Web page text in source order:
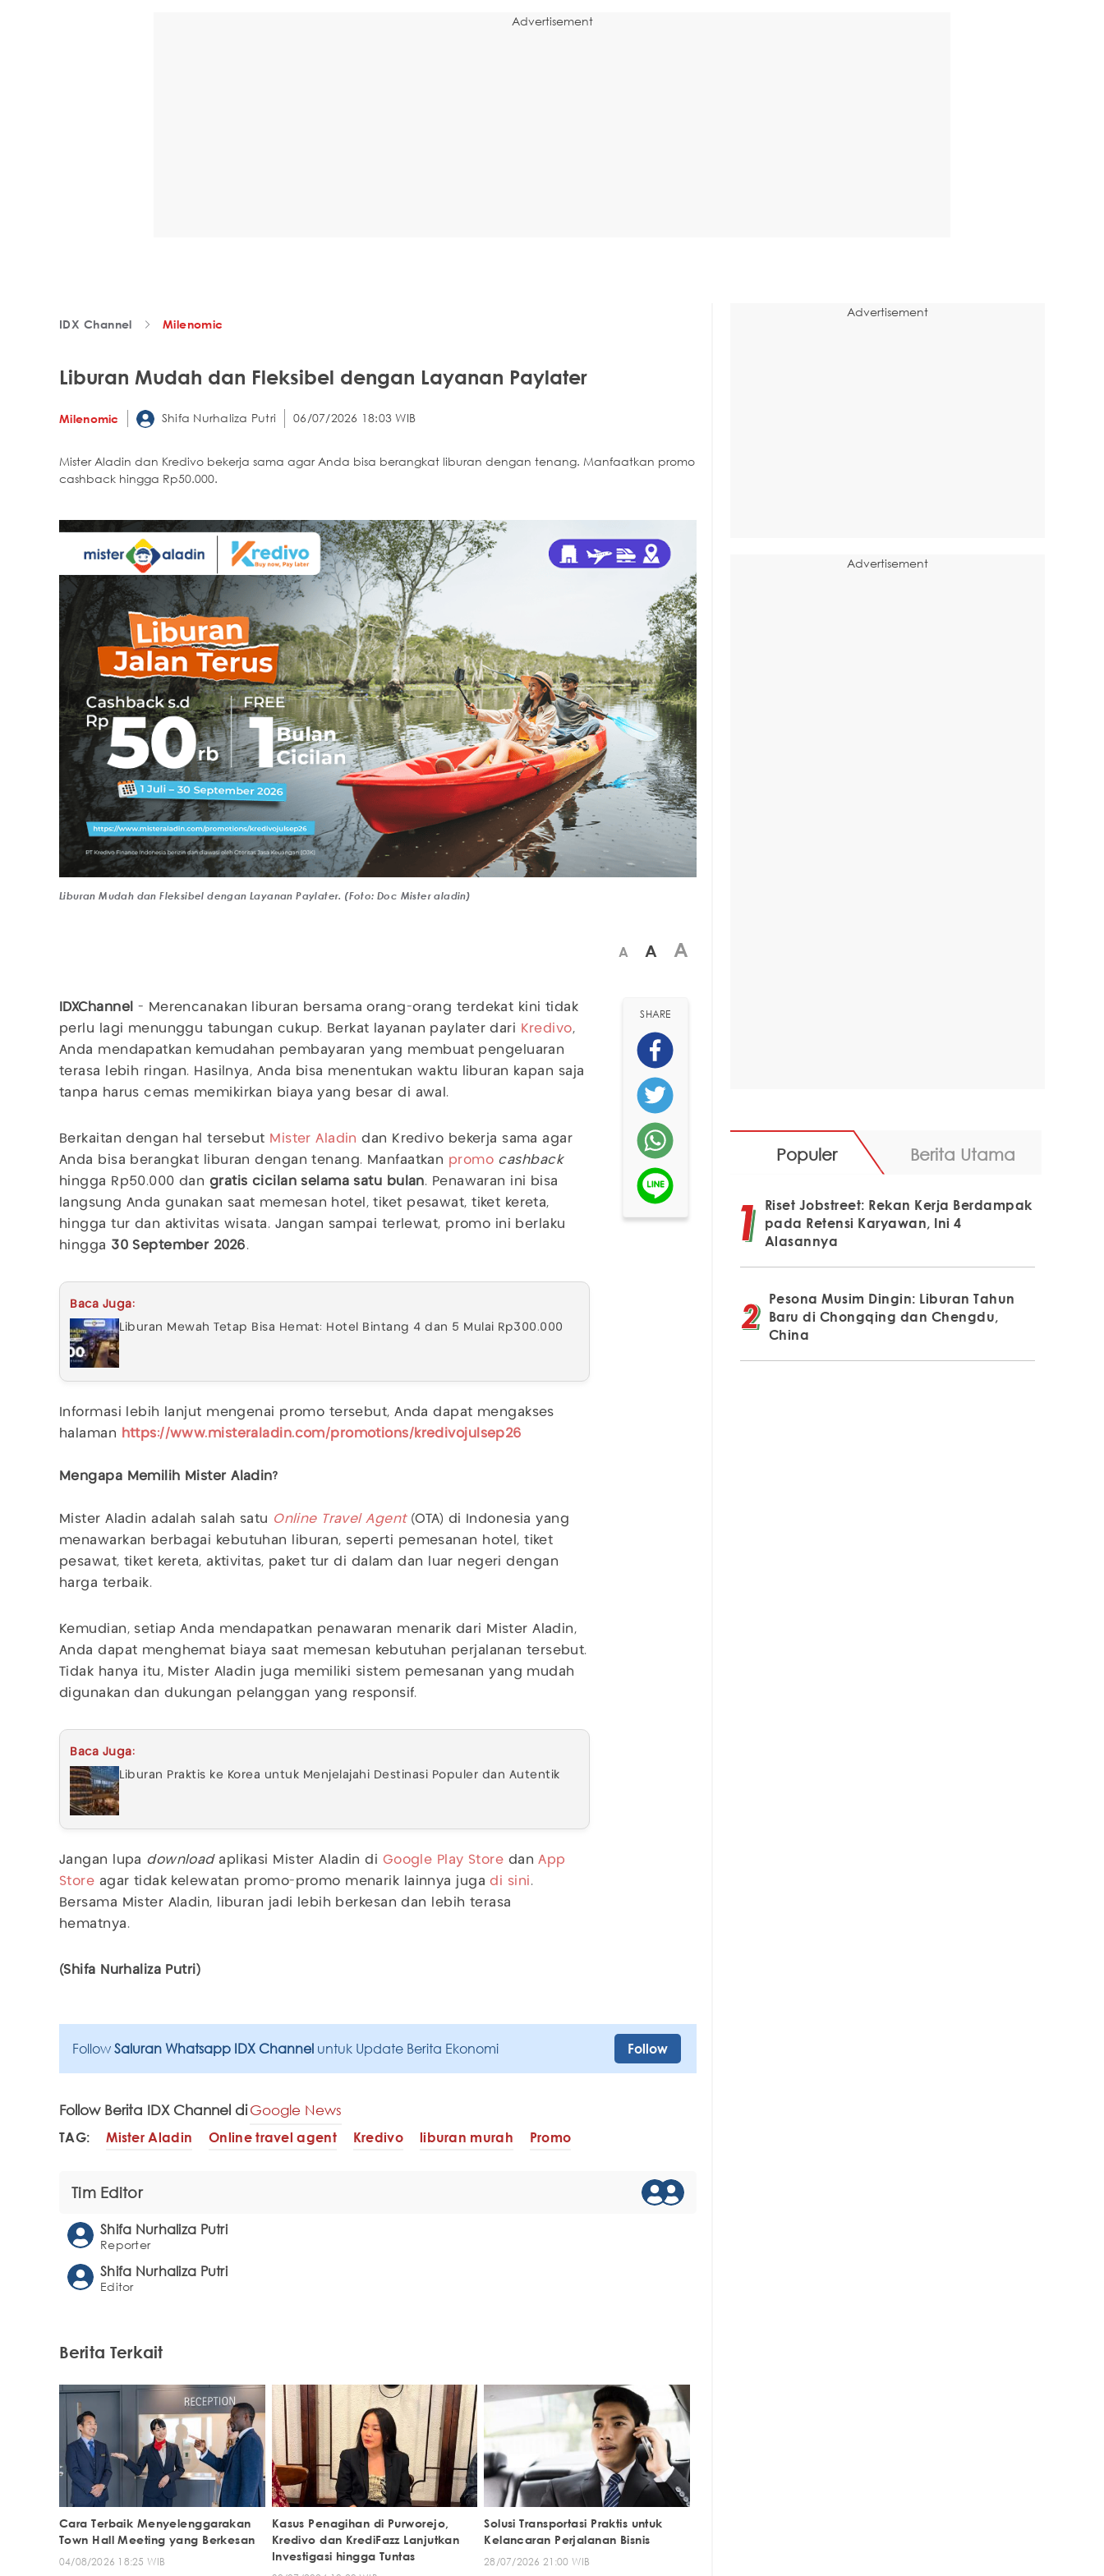
Advertisement
IDX Channel Milenomic
Liburan Mudah dan Fleksibel dengan Layanan Paylater
Milenomic Shifa Nurhaliza Putri 06/07/2026 18:03 WIB
Mister Aladin dan Kredivo bekerja sama agar Anda bisa berangkat liburan dengan tenang. Manfaatkan promo
cashback hingga Rp50.000.
Liburan Mudah dan Fleksibel dengan Layanan Paylater. (Foto: Doc Mister aladin)
A A A
IDXChannel
- Merencanakan liburan bersama orang-orang terdekat kini tidak
perlu lagi menunggu tabungan cukup. Berkat layanan paylater dari Kredivo,
Anda mendapatkan kemudahan pembayaran yang membuat pengeluaran
terasa lebih ringan. Hasilnya, Anda bisa menentukan waktu liburan kapan saja
tanpa harus cemas memikirkan biaya yang besar di awal.
Berkaitan dengan hal tersebut Mister Aladin dan Kredivo bekerja sama agar
Anda bisa berangkat liburan dengan tenang. Manfaatkan promo cashback
hingga Rp50.000 dan gratis cicilan selama satu bulan. Penawaran ini bisa
langsung Anda gunakan saat memesan hotel, tiket pesawat, tiket kereta,
hingga tur dan aktivitas wisata. Jangan sampai terlewat, promo ini berlaku
hingga 30 September 2026 .
Baca Juga:
Liburan Mewah Tetap Bisa Hemat: Hotel Bintang 4 dan 5 Mulai Rp300.000
Informasi lebih lanjut mengenai promo tersebut, Anda dapat mengakses
halaman
https://www.misteraladin.com/promotions/kredivojulsep26
Mengapa Memilih Mister Aladin?
Mister Aladin adalah salah satu Online Travel Agent(OTA) di Indonesia yang
menawarkan berbagai kebutuhan liburan, seperti pemesanan hotel, tiket
pesawat, tiket kereta, aktivitas, paket tur di dalam dan luar negeri dengan
harga terbaik.
Kemudian, setiap Anda mendapatkan penawaran menarik dari Mister Aladin,
Anda dapat menghemat biaya saat memesan kebutuhan perjalanan tersebut.
Tidak hanya itu, Mister Aladin juga memiliki sistem pemesanan yang mudah
digunakan dan dukungan pelanggan yang responsif.
Baca Juga:
Liburan Praktis ke Korea untuk Menjelajahi Destinasi Populer dan Autentik
Jangan lupa downloadaplikasi Mister Aladin di Google Play Store danApp
Store agar tidak kelewatan promo-promo menarik lainnya jugadi sini .
Bersama Mister Aladin, liburan jadi lebih berkesan dan lebih terasa
hematnya.
(Shifa Nurhaliza Putri)
SHARE
Follow Saluran Whatsapp IDX Channel untuk Update Berita Ekonomi Follow
Follow Berita IDX Channel diGoogle News
TAG: Mister Aladin Online travel agent Kredivo liburan murah Promo
Tim Editor
Shifa Nurhaliza Putri
Reporter
Shifa Nurhaliza Putri
Editor
Berita Terkait
Cara Terbaik Menyelenggarakan
Town Hall Meeting yang Berkesan
04/08/2026 18:25 WIB
Kasus Penagihan di Purworejo,
Kredivo dan KrediFazz Lanjutkan
Investigasi hingga Tuntas
Solusi Transportasi Praktis untuk
Kelancaran Perjalanan Bisnis
28/07/2026 21:00 WIB
Advertisement
Advertisement
Populer Berita Utama
Riset Jobstreet: Rekan Kerja Berdampak
pada Retensi Karyawan, Ini 4
Alasannya
Pesona Musim Dingin: Liburan Tahun
Baru di Chongqing dan Chengdu,
China